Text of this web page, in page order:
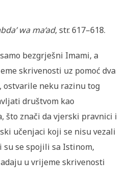
wa ma‘ad, str. 617–618.
bezgrješni Imami, a
skrivenosti uz pomoć dva
ostvarile neku razinu tog
društvom kao
što znači da vjerski pravnici i
učenjaci koji se nisu vezali
su se spojili sa Istinom,
u vrijeme skrivenosti